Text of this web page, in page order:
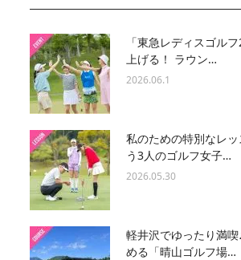
「東急レディスゴル
上げる！ ラウン…
2026.06.1
私のための特別なレ
う3人のゴルフ女子…
2026.05.30
軽井沢でゆったり満
める「晴山ゴルフ場…